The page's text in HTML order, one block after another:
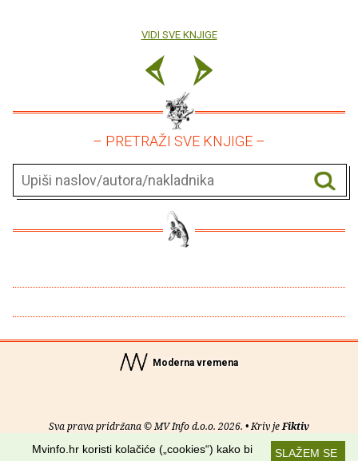
VIDI SVE KNJIGE
– PRETRAŽI SVE KNJIGE –
Moderna vremena
Sva prava pridržana © MV Info d.o.o. 2026. • Kriv jeFiktiv
O nama• Pomoć• Uvjeti korištenja•RSS kanaliSLAŽEM SE
Mvinfo.hr koristi kolačiće („cookies“) kako bi